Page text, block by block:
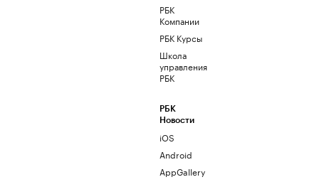
РБК
Компании
РБК Курсы
Школа
управления
РБК
РБК
Новости
iOS
Android
AppGallery